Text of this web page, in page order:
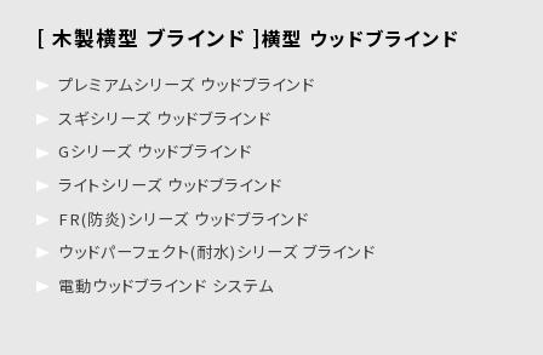
[ 木製横型 ブラインド ]横型 ウッドブラインド
プレミアムシリーズ ウッドブラインド
スギシリーズ ウッドブラインド
Gシリーズ ウッドブラインド
ライトシリーズ ウッドブラインド
FR(防炎)シリーズ ウッドブラインド
ウッドパーフェクト(耐水)シリーズ ブラインド
電動ウッドブラインド システム